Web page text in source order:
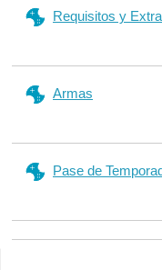
Requisitos y
Armas
Pase de